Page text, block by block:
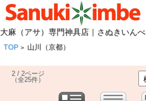
大麻（アサ）専門神具店｜さぬきいんべ
TOP > 山川（京都）
2 / 2ページ
（全25件）